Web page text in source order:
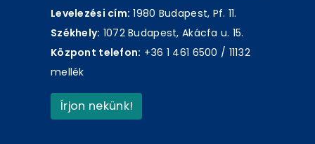
Levelezési cím: 1980 Budapest, Pf. 11.
Székhely: 1072 Budapest, Akácfa u. 15.
Központ telefon: +36 1 461 6500 / 11132
mellék
Írjon nekünk!